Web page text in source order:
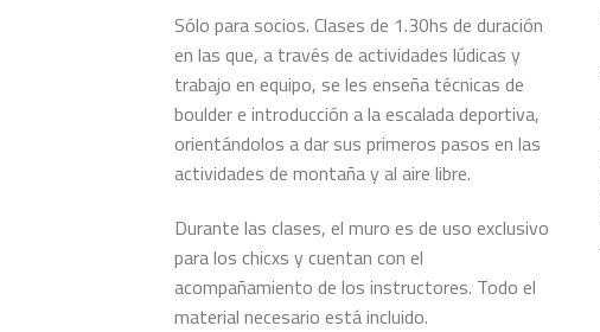
Sólo para socios. Clases de 1.30hs de duración
en las que, a través de actividades lúdicas y
trabajo en equipo, se les enseña técnicas de
boulder e introducción a la escalada deportiva,
orientándolos a dar sus primeros pasos en las
actividades de montaña y al aire libre.
Durante las clases, el muro es de uso exclusivo
para los chicxs y cuentan con el
acompañamiento de los instructores. Todo el
material necesario está incluido.